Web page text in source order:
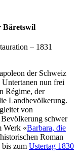
Bäretswil
– 1831
der Schweiz
nun frei
Régime, der
Landbevölkerung.
von
schwer
Werk «Barbara, die
Roman
bis zum Ustertag 1830